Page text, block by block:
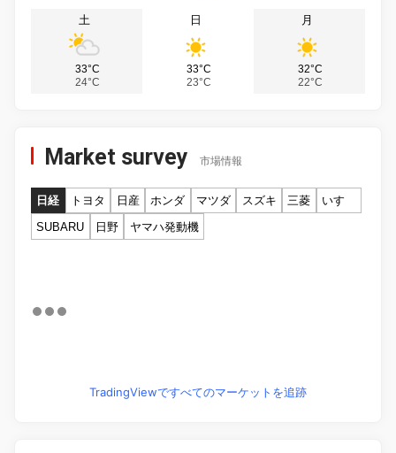
土
33°C
24°C
日
33°C
23°C
月
32°C
22°C
Market survey 市場情報
日経 トヨタ 日産 ホンダ マツダ スズキ 三菱
いすゞ
SUBARU
日野 ヤマハ発動機
TradingViewですべてのマーケットを追跡